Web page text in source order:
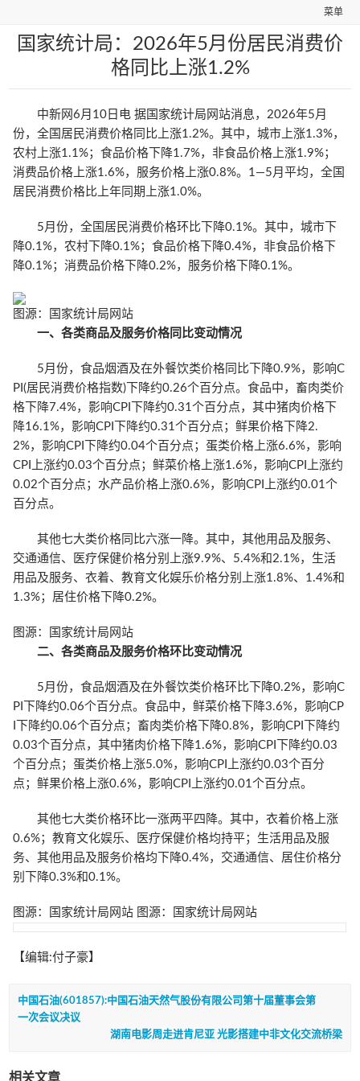
菜单
国家统计局：2026年5月份居民消费价
格同比上涨1.2%
中新网6月10日电 据国家统计局网站消息，2026年5月
份，全国居民消费价格同比上涨1.2%。其中，城市上涨1.3%，
农村上涨1.1%；食品价格下降1.7%，非食品价格上涨1.9%；
消费品价格上涨1.6%，服务价格上涨0.8%。1­­—5月平均，全国
居民消费价格比上年同期上涨1.0%。
5月份，全国居民消费价格环比下降0.1%。其中，城市下
降0.1%，农村下降0.1%；食品价格下降0.4%，非食品价格下
降0.1%；消费品价格下降0.2%，服务价格下降0.1%。
图源：国家统计局网站
一、各类商品及服务价格同比变动情况
5月份，食品烟酒及在外餐饮类价格同比下降0.9%，影响C
PI(居民消费价格指数)下降约0.26个百分点。食品中，畜肉类价
格下降7.4%，影响CPI下降约0.31个百分点，其中猪肉价格下
降16.1%，影响CPI下降约0.31个百分点；鲜果价格下降2.
2%，影响CPI下降约0.04个百分点；蛋类价格上涨6.6%，影响
CPI上涨约0.03个百分点；鲜菜价格上涨1.6%，影响CPI上涨约
0.02个百分点；水产品价格上涨0.6%，影响CPI上涨约0.01个
百分点。
其他七大类价格同比六涨一降。其中，其他用品及服务、
交通通信、医疗保健价格分别上涨9.9%、5.4%和2.1%，生活
用品及服务、衣着、教育文化娱乐价格分别上涨1.8%、1.4%和
1.3%；居住价格下降0.2%。
图源：国家统计局网站
二、各类商品及服务价格环比变动情况
5月份，食品烟酒及在外餐饮类价格环比下降0.2%，影响C
PI下降约0.06个百分点。食品中，鲜菜价格下降3.6%，影响CP
I下降约0.06个百分点；畜肉类价格下降0.8%，影响CPI下降约
0.03个百分点，其中猪肉价格下降1.6%，影响CPI下降约0.03
个百分点；蛋类价格上涨5.0%，影响CPI上涨约0.03个百分
点；鲜果价格上涨0.6%，影响CPI上涨约0.01个百分点。
其他七大类价格环比一涨两平四降。其中，衣着价格上涨
0.6%；教育文化娱乐、医疗保健价格均持平；生活用品及服
务、其他用品及服务价格均下降0.4%，交通通信、居住价格分
别下降0.3%和0.1%。
图源：国家统计局网站 图源：国家统计局网站
【编辑:付子豪】
中国石油(601857):中国石油天然气股份有限公司第十届董事会第
一次会议决议
湖南电影周走进肯尼亚 光影搭建中非文化交流桥梁
相关文章